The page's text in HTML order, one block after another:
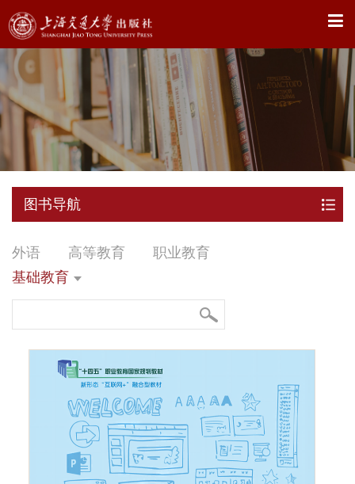
X
图书导航
外语 高等教育
职业教育
基础教育